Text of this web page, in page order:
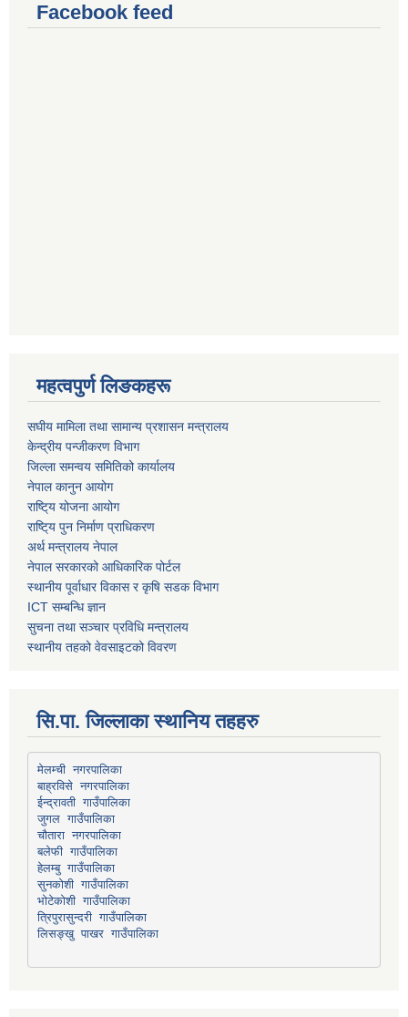
Facebook feed
महत्वपुर्ण लिङकहरू
स‌घीय मामिला तथा सामान्य प्रशासन मन्त्रालय
केन्द्रीय पन्जीकरण विभाग
जिल्ला समन्वय समितिको कार्यालय
नेपाल कानुन आयोग
राष्टि्य योजना आयोग
राष्टि्य पुन निर्माण प्राधिकरण
अर्थ मन्त्रालय नेपाल
नेपाल सरकारको आधिकारिक पोर्टल
स्थानीय पूर्वाधार विकास र कृषि सडक विभाग
ICT सम्बन्धि ज्ञान
सुचना तथा सञ्चार प्रविधि मन्त्रालय
स्थानीय तहको वेवसाइटको विवरण
सि.पा. जिल्लाका स्थानिय तहहरु
मेलम्ची नगरपालिका
बाह्रविसे नगरपालिका
ईन्द्रावती गाउँपालिका
जुगल गाउँपालिका
चौतारा नगरपालिका
बलेफी गाउँपालिका
हेलम्बु गाउँपालिका
सुनकोशी गाउँपालिका
भोटेकोशी गाउँपालिका
त्रिपुरासुन्दरी गाउँपालिका
लिसङ्खु पाखर गाउँपालिका